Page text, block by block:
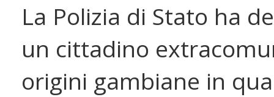
La Polizia di Stato ha
un cittadino
origini gambiane in